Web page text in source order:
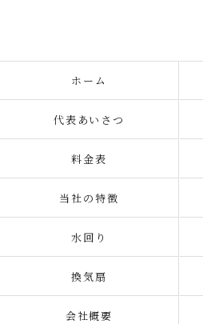
ホーム
代表あいさつ
料金表
当社の特徴
水回り
換気扇
会社概要